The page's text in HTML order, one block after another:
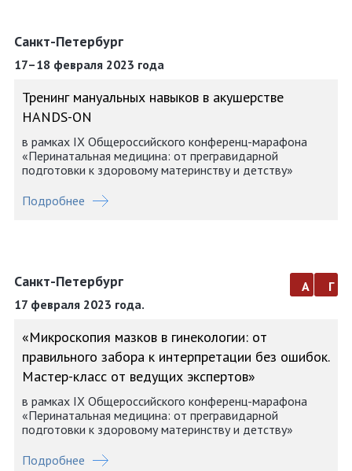
Санкт-Петербург
17–18 февраля 2023 года
Тренинг мануальных навыков в акушерстве
HANDS-ON
в рамках IX Общероссийского конференц-марафона
«Перинатальная медицина: от прегравидарной
подготовки к здоровому материнству и детству»
Подробнее
Санкт-Петербург
17 февраля 2023 года.
а г
«Микроскопия мазков в гинекологии: от
правильного забора к интерпретации без ошибок.
Мастер-класс от ведущих экспертов»
в рамках IX Общероссийского конференц-марафона
«Перинатальная медицина: от прегравидарной
подготовки к здоровому материнству и детству»
Подробнее